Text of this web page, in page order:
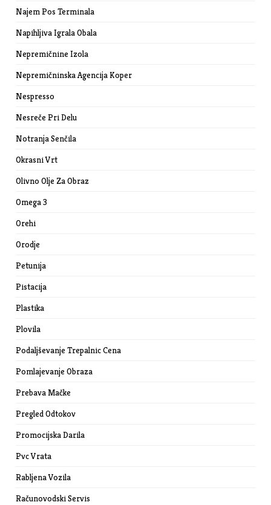
Najem Pos Terminala
Napihljiva Igrala Obala
Nepremičnine Izola
Nepremičninska Agencija Koper
Nespresso
Nesreče Pri Delu
Notranja Senčila
Okrasni Vrt
Olivno Olje Za Obraz
Omega 3
Orehi
Orodje
Petunija
Pistacija
Plastika
Plovila
Podaljševanje Trepalnic Cena
Pomlajevanje Obraza
Prebava Mačke
Pregled Odtokov
Promocijska Darila
Pvc Vrata
Rabljena Vozila
Računovodski Servis